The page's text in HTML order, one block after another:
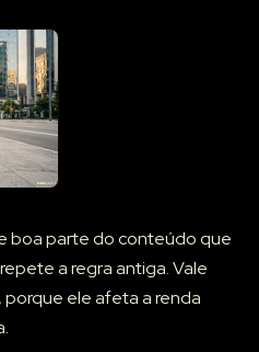
boa parte do conteúdo que
a regra antiga. Vale
ele afeta a renda